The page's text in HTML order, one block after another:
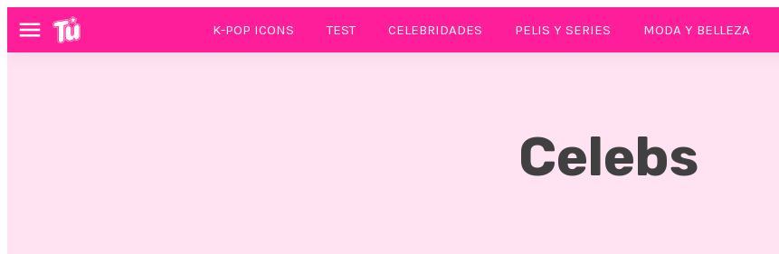
Menú K-POP ICONS TEST CELEBRIDADES PELIS Y SERIES MODA Y BELLEZA
Celebs